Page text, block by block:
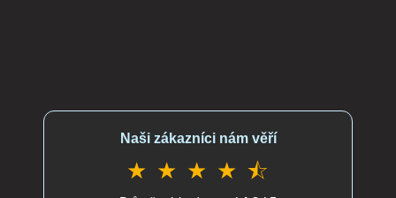
Naši zákazníci nám věří
★ ★ ★ ★ ⯪